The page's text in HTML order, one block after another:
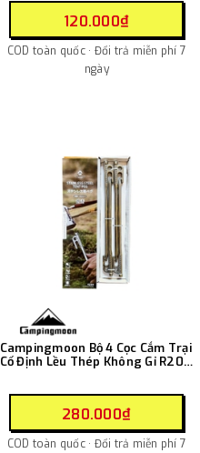
120.000₫
COD toàn quốc · Đổi trả miễn phí 7
ngày
Campingmoon Bộ 4 Cọc Cắm Trại
Cố Định Lều Thép Không Gỉ R20-
280.000₫
COD toàn quốc · Đổi trả miễn phí 7